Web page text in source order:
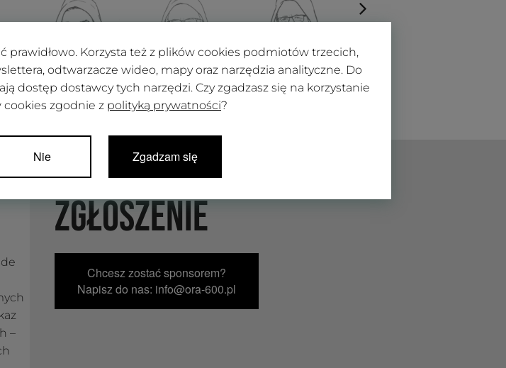
–
ZGŁOSZENIE
Chcesz zostać sponsorem?
Napisz do nas: info@ora-600.pl
prawidłowo. Korzysta też z plików cookies podmiotów trzecich,
odtwarzacze wideo, mapy oraz narzędzia analityczne. Do
dostęp dostawcy tych narzędzi. Czy zgadzasz się na korzystanie
zgodnie z polityką prywatności?
Nie Zgadzam się